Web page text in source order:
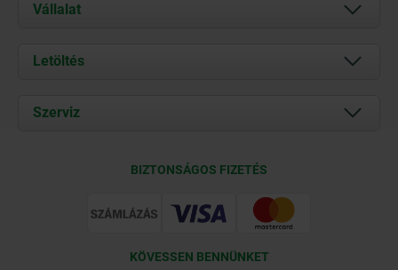
Vállalat
Rólunk
Kapcsolat
Letöltés
Documents
Szerviz
BIZTONSÁGOS FIZETÉS
KÖVESSEN BENNÜNKET